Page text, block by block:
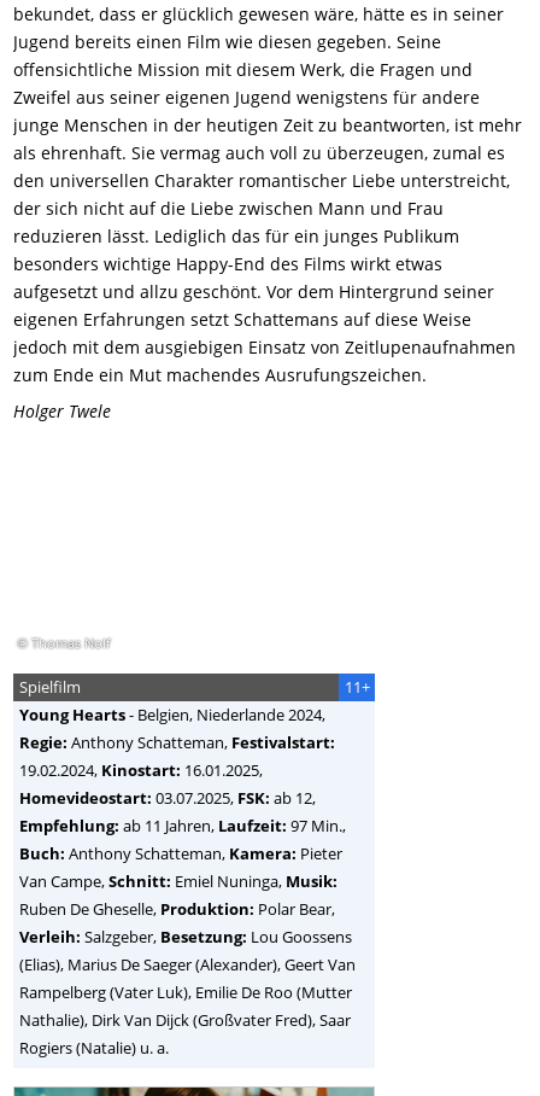
bekundet, dass er glücklich gewesen wäre, hätte es in seiner
Jugend bereits einen Film wie diesen gegeben. Seine
offensichtliche Mission mit diesem Werk, die Fragen und
Zweifel aus seiner eigenen Jugend wenigstens für andere
junge Menschen in der heutigen Zeit zu beantworten, ist mehr
als ehrenhaft. Sie vermag auch voll zu überzeugen, zumal es
den universellen Charakter romantischer Liebe unterstreicht,
der sich nicht auf die Liebe zwischen Mann und Frau
reduzieren lässt. Lediglich das für ein junges Publikum
besonders wichtige Happy-End des Films wirkt etwas
aufgesetzt und allzu geschönt. Vor dem Hintergrund seiner
eigenen Erfahrungen setzt Schattemans auf diese Weise
jedoch mit dem ausgiebigen Einsatz von Zeitlupenaufnahmen
zum Ende ein Mut machendes Ausrufungszeichen.
Holger Twele
© Thomas Nolf
11+
Spielfilm
Young Hearts- Belgien, Niederlande2024,
Regie: Anthony Schatteman, Festivalstart:
19.02.2024, Kinostart: 16.01.2025,
Homevideostart: 03.07.2025, FSK: ab 12,
Empfehlung: ab 11 Jahren, Laufzeit: 97 Min.,
Buch: Anthony Schatteman, Kamera: Pieter
Van Campe,Schnitt: Emiel Nuninga, Musik:
Ruben De Gheselle, Produktion: Polar Bear,
Verleih: Salzgeber, Besetzung: Lou Goossens
(Elias), Marius De Saeger (Alexander), Geert Van
Rampelberg (Vater Luk), Emilie De Roo (Mutter
Nathalie), Dirk Van Dijck (Großvater Fred), Saar
Rogiers (Natalie) u. a.